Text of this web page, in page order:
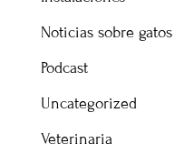
Noticias sobre gatos
Podcast
Uncategorized
Veterinaria